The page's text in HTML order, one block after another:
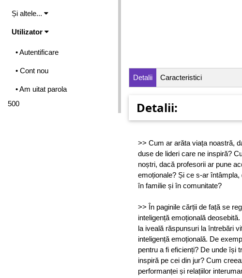
Și altele...
Utilizator
• Autentificare
• Cont nou
• Am uitat parola
500
Detalii Caracteristici
Detalii:
>> Cum ar arăta viața noastră,
duse de lideri care ne inspiră?
noștri, dacă profesorii ar pune
emoționale? Și ce s-ar
în familie și în comunitate?
>> În paginile cărții de față se
inteligență emoțională
la iveală răspunsuri la întrebări
inteligență emoțională. De
pentru a fi eficienți? De unde își
inspiră pe cei din jur? Cum
performanței și relațiilor